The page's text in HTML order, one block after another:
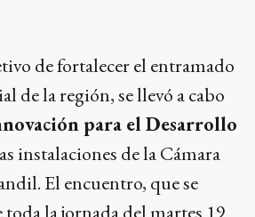
de fortalecer el entramado
de la región, se llevó a cabo
para el Desarrollo
instalaciones de la Cámara
El encuentro, que se
la jornada del martes 19